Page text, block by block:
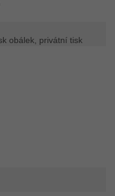
obálek, privátní tisk